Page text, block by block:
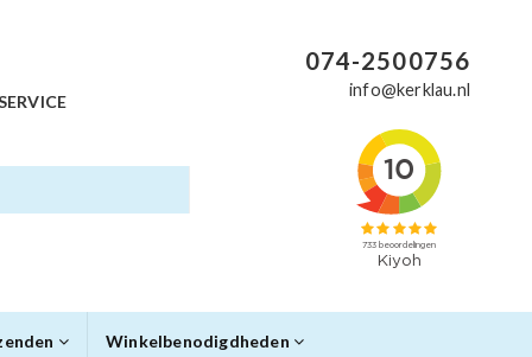
074-2500756
info@kerklau.nl
Winkelbenodigdheden